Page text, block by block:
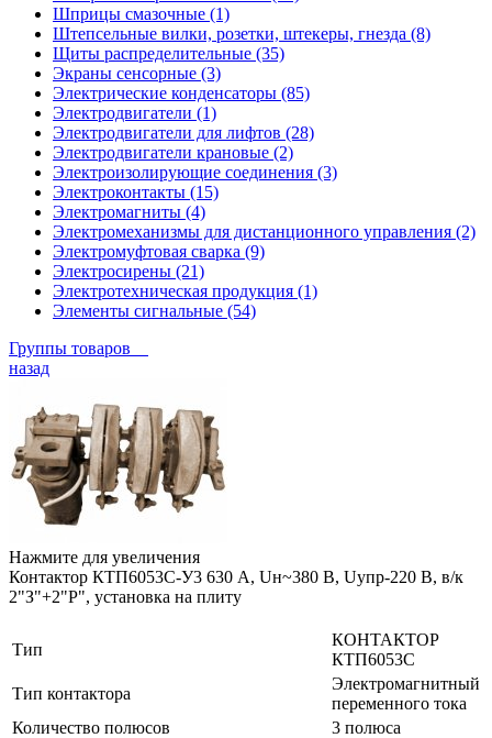
Шприцы смазочные (1)
Штепсельные вилки, розетки, штекеры, гнезда (8)
Щиты распределительные (35)
Экраны сенсорные (3)
Электрические конденсаторы (85)
Электродвигатели (1)
Электродвигатели для лифтов (28)
Электродвигатели крановые (2)
Электроизолирующие соединения (3)
Электроконтакты (15)
Электромагниты (4)
Электромеханизмы для дистанционного управления (2)
Электромуфтовая сварка (9)
Электросирены (21)
Электротехническая продукция (1)
Элементы сигнальные (54)
Группы товаров
назад
Нажмите для увеличения
Контактор КТП6053С-У3 630 А, Uн~380 В, Uупр-220 В, в/к
2"З"+2"Р", установка на плиту
Тип
КОНТАКТОР
КТП6053С
Тип контактора
Электромагнитный
переменного тока
Количество полюсов
3 полюса